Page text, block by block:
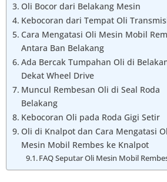
Oli Bocor dari Belakang Mesin
Kebocoran dari Tempat Oli
Cara Mengatasi Oli Mesin Mobil
Antara Ban Belakang
Ada Bercak Tumpahan Oli di
Dekat Wheel Drive
Muncul Rembesan Oli di Seal Roda
Belakang
Kebocoran Oli pada Roda Gigi Setir
Oli di Knalpot dan Cara Mengatasi
Mesin Mobil Rembes ke Knalpot
FAQ Seputar Oli Mesin Mobil